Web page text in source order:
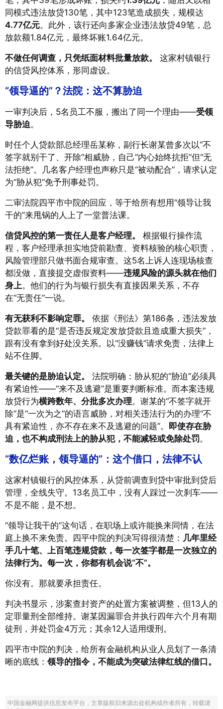
同模式违法放贷130笔，其中123笔造成损失，规模达
4.77亿元。此外，该行还向多家企业违法放贷49笔，总
放款额1.84亿元，最终坏账1.64亿元。
不做任何调查，只凭纸面材料批量放款。
这家村镇银行
的信贷风控体系，形同虚设。
“领导逼的”？法院：这不算胁迫
一审判决后，5名员工不服，搬出了同一个理由——受领
导胁迫。
时任个人贷款部总经理岳某称，副行长谢某曾多次以“不
签字就别干了、开除”相威胁，自己“内心始终抗拒”但“无
法拒绝”。几名客户经理也声称只是“被动配合”，请求认定
为“胁从犯”免予刑事处罚。
二审法院四平市中院的回应，等于给所有想用“领导让我
干的”来甩锅的人上了一堂普法课。
信贷风控的第一责任人是客户经理。
根据银行操作流
程，客户经理承担实地贷前勘查、资料核验的核心职责，
风险管理部只做书面合规审查。这5名上诉人连现场核查
都没做，直接提交虚假资料——违规风险的源头就在他们
身上。他们的行为与银行损失有直接因果关系，不存
在“无责任”一说。
有无获利不影响定罪。
依据《刑法》第186条，违法发放
贷款罪看的是“是否违反规定发放贷款且造成重大损失”，
跟有没有拿到好处没关系。以“没赚钱”请求免责，法律上
站不住脚。
最关键的是胁迫认定。
法院明确：胁从犯的“胁迫”必须具
有紧迫性——“来不及逃避”是重要判断标准。而本案违规
放贷行为横跨数年、分批多次办理。谢某的“不签字就开
除”是“一次为之”的语言威胁，对相关违法行为的办理“不
具有紧迫性，亦不存在来不及逃避的问题”。 即使存在胁
迫，也不构成刑法上的胁从犯，不能减轻或免除处罚。
“数亿烂账，领导逼的”：这个借口，法律不认
这家村镇银行的风控体系，从贷前调查到贷中审批到贷后
管理，全线失守。13名员工中，没有人踩过一次刹车——
不是不能，是不想。
“领导让我干的”这句话，在职场上或许能换来同情，在法
庭上换不来免责。四平中院的判决写得很清楚： 几年里经
手几十笔、上百笔违规贷款，每一次签字都是一次独立的
法律行为。每一次，你都有机会说“不”。
你没有。那就要承担责任。
判决书显示，涉案查封资产的处置方案被调整，但13人的
定罪量刑全部维持。谢某因漏罪合并执行四年六个月有期
徒刑，并处罚金4万元；其余12人适用缓刑 。
四平市中院的判决，给所有金融机构从业人员划了一条清
晰的底线： 领导的指令，不能成为突破法律红线的借口。
中国金融网提供信息发布平台，文章版权归来源出处机构或作者所有，转载请